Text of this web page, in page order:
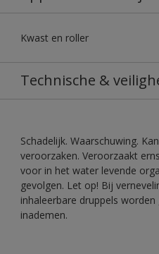
Kwast en roller
Technische &
Schadelijk. Waarschuwing.
veroorzaken. Veroorzaakt
voor in het water levende
gevolgen. Let op! Bij
inhaleerbare druppels
inademen.